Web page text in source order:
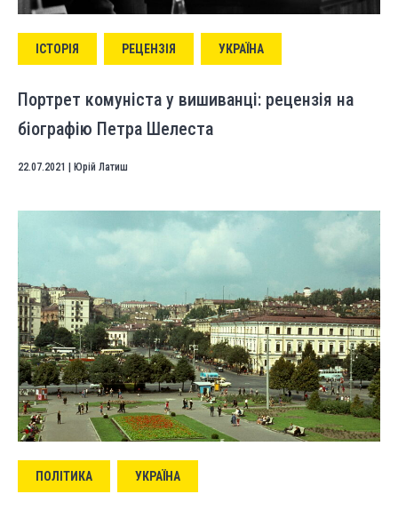
ІСТОРІЯ РЕЦЕНЗІЯ УКРАЇНА
Портрет комуніста у вишиванці: рецензія на
біографію Петра Шелеста
22.07.2021 Юрій Латиш
ПОЛІТИКА УКРАЇНА